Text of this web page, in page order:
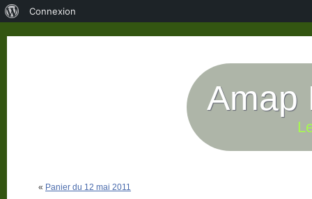
Amap
« Panier du 12 mai 2011
Connexion